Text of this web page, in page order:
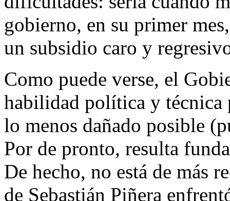
gobierno, en su primer
un subsidio caro y
Como puede verse, el
habilidad política y técnica
lo menos dañado posible
Por de pronto, resulta
De hecho, no está de más
de Sebastián Piñera